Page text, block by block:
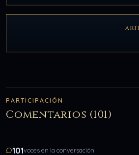
PARTICIPACIÓN
Comentarios (101)
101voces en la conversación